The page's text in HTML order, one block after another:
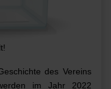
des Vereins
im Jahr 2022